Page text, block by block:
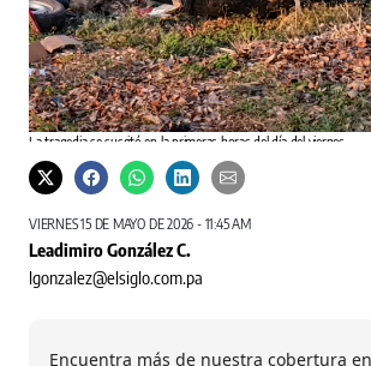
La tragedia se suscitó en la primeras horas del día del viernes
VIERNES 15 DE MAYO DE 2026 - 11:45 AM
Leadimiro González C.
lgonzalez@elsiglo.com.pa
Encuentra más de nuestra cobertura